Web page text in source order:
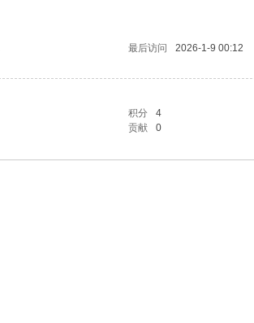
最后访问 2026-1-9 00:12
积分 4
贡献 0